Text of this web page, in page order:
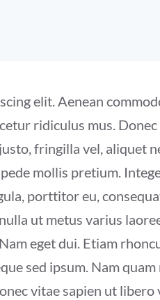
elit. Aenean
ridiculus mus.
fringilla vel, aliquet
mollis pretium.
porttitor eu,
ut metus varius
eget dui. Etiam
sed ipsum. Nam
vitae sapien ut